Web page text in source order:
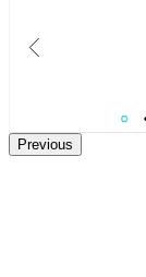
Previous